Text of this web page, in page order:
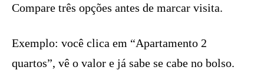
Compare três opções antes de marcar visita.
Exemplo: você clica em “Apartamento 2
quartos”, vê o valor e já sabe se cabe no bolso.